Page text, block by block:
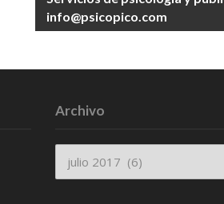
info@psicopico.com
Archivo